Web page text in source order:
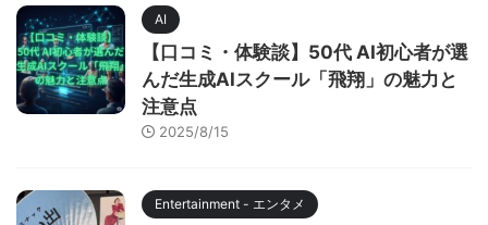
AI
【口コミ・体験談】50代 AI初心者が選
んだ生成AIスクール「飛翔」の魅力と
注意点
2025/8/15
Entertainment - エンタメ